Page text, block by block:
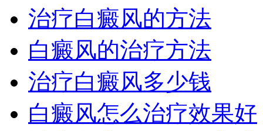
治疗白癜风的方法
白癜风的治疗方法
治疗白癜风多少钱
白癜风怎么治疗效果好